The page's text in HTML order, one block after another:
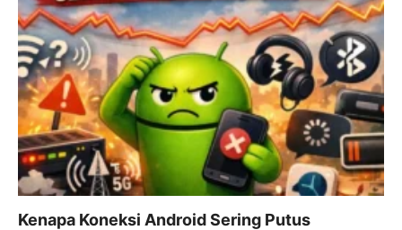
Kenapa Koneksi Android Sering Putus